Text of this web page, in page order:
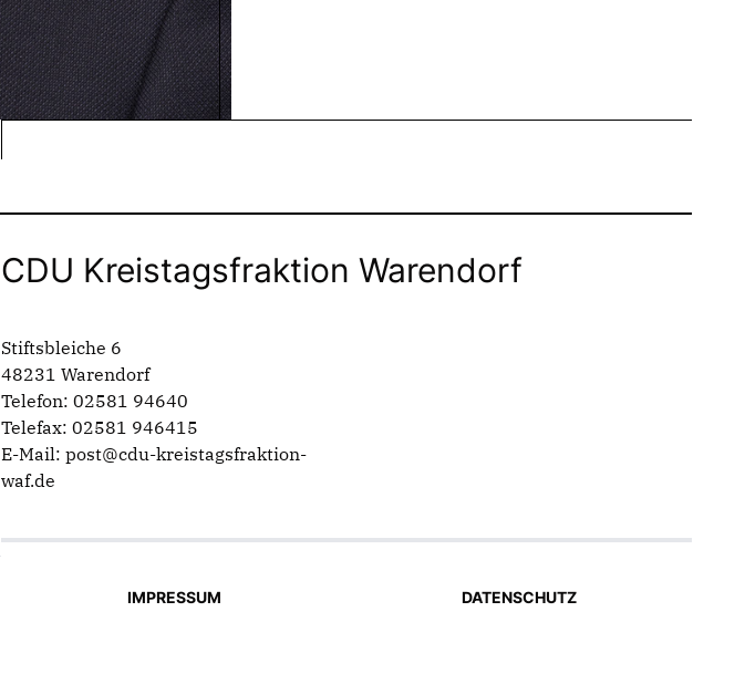
CDU Kreistagsfraktion Warendorf
Stiftsbleiche 6
48231 Warendorf
Telefon: 02581 94640
Telefax: 02581 946415
E-Mail: post@cdu-kreistagsfraktion-
waf.de
IMPRESSUM DATENSCHUTZ